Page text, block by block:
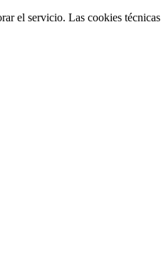
el servicio. Las cookies técnicas